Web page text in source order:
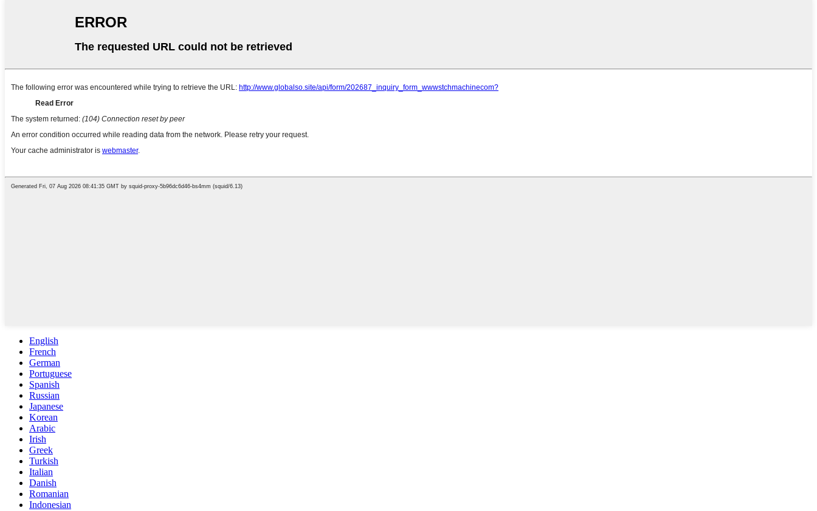
English
French
German
Portuguese
Spanish
Russian
Japanese
Korean
Arabic
Irish
Greek
Turkish
Italian
Danish
Romanian
Indonesian